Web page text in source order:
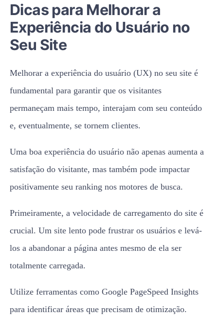
Dicas para Melhorar a
Experiência do Usuário no
Seu Site
Melhorar a experiência do usuário (UX) no seu site é
fundamental para garantir que os visitantes
permaneçam mais tempo, interajam com seu conteúdo
e, eventualmente, se tornem clientes.
Uma boa experiência do usuário não apenas aumenta a
satisfação do visitante, mas também pode impactar
positivamente seu ranking nos motores de busca.
Primeiramente, a velocidade de carregamento do site é
crucial. Um site lento pode frustrar os usuários e levá-
los a abandonar a página antes mesmo de ela ser
totalmente carregada.
Utilize ferramentas como Google PageSpeed Insights
para identificar áreas que precisam de otimização.